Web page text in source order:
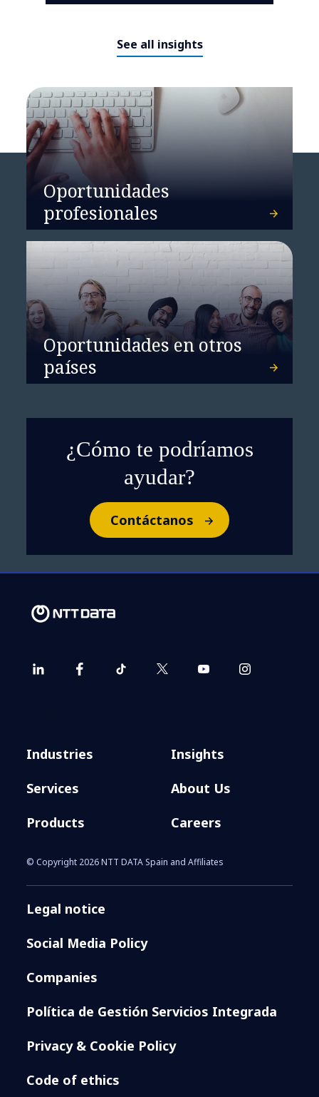
See all insights
Oportunidades
profesionales
Oportunidades en otros
países
¿Cómo te podríamos
ayudar?
Contáctanos
Industries
Services
Products
Insights
About Us
Careers
© Copyright 2026 NTT DATA Spain and Affiliates
Legal notice
Social Media Policy
Companies
Política de Gestión Servicios Integrada
Privacy & Cookie Policy
Code of ethics